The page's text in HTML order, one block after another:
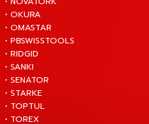
• OKURA
• OMASTAR
• PBSWISSTOOLS
• RIDGID
• SANKI
• SENATOR
• STARKE
• TOPTUL
• TOREX